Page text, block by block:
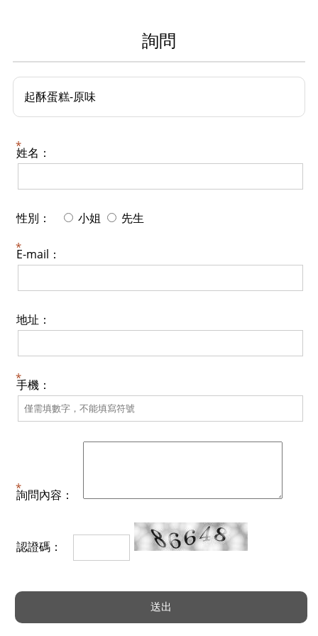
詢問
起酥蛋糕-原味
姓名：
性別： 小姐 先生
E-mail：
地址：
手機：
詢問內容：
認證碼：